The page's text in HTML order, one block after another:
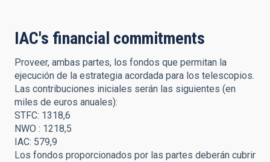
IAC's financial commitments
Proveer, ambas partes, los fondos que permitan la
ejecución de la estrategia acordada para los telescopios.
Las contribuciones iniciales serán las siguientes (en
miles de euros anuales):
STFC: 1318,6
NWO : 1218,5
IAC: 579,9
Los fondos proporcionados por las partes deberán cubrir